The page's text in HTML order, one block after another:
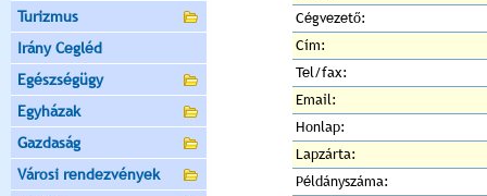
Turizmus
Irány Cegléd
Egészségügy
Egyházak
Gazdaság
Városi rendezvények
Cégvezető:
Cím:
Tel/fax:
Email:
Honlap:
Lapzárta:
Példányszáma: